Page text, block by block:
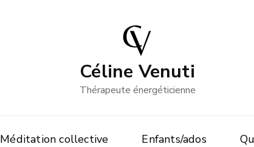
Céline Venuti
Thérapeute énergéticienne
Méditation collective Enfants/ados